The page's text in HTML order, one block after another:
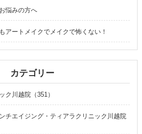
悩みの方へ
アートメイクでメイクで怖くない！
カテゴリー
ク川越院（351）
チエイジング・ティアラクリニック川越院